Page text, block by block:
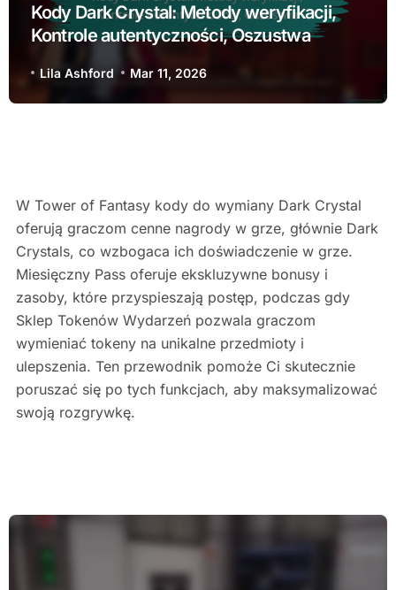
Kody Dark Crystal: Metody weryfikacji,
Kontrole autentyczności, Oszustwa
Lila Ashford Mar 11, 2026
W Tower of Fantasy kody do wymiany Dark Crystal
oferują graczom cenne nagrody w grze, głównie Dark
Crystals, co wzbogaca ich doświadczenie w grze.
Miesięczny Pass oferuje ekskluzywne bonusy i
zasoby, które przyspieszają postęp, podczas gdy
Sklep Tokenów Wydarzeń pozwala graczom
wymieniać tokeny na unikalne przedmioty i
ulepszenia. Ten przewodnik pomoże Ci skutecznie
poruszać się po tych funkcjach, aby maksymalizować
swoją rozgrywkę.